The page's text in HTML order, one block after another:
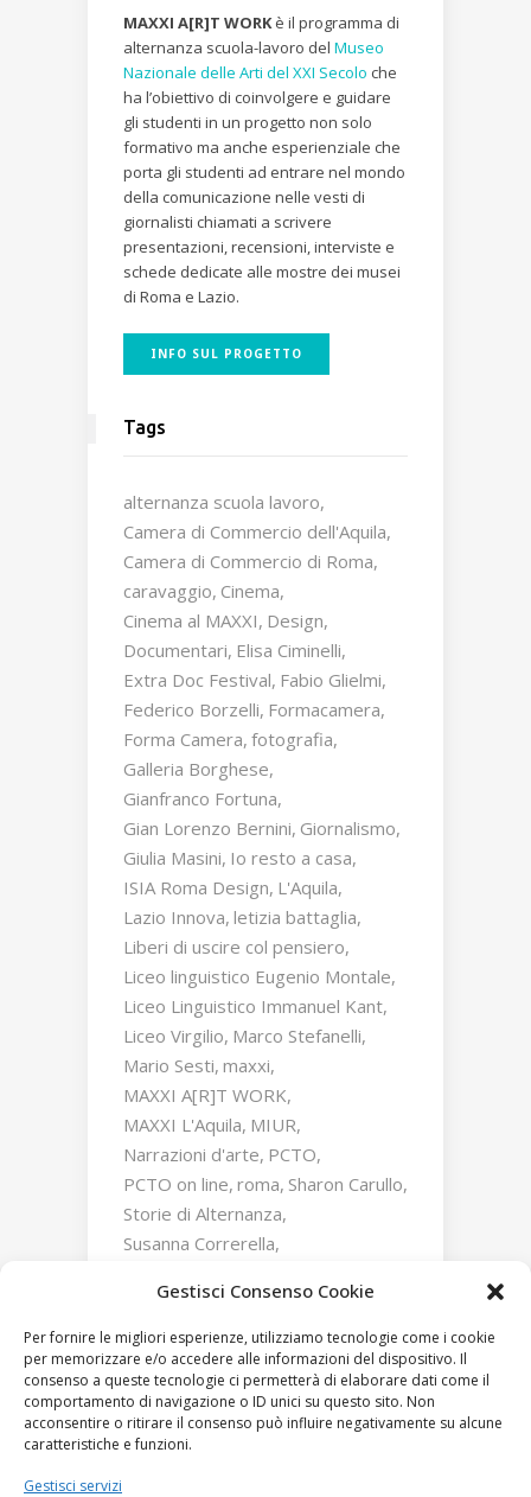
Gestisci Consenso Cookie
Per fornire le migliori esperienze, utilizziamo tecnologie come i cookie
per memorizzare e/o accedere alle informazioni del dispositivo. Il
consenso a queste tecnologie ci permetterà di elaborare dati come il
comportamento di navigazione o ID unici su questo sito. Non
acconsentire o ritirare il consenso può influire negativamente su alcune
caratteristiche e funzioni.
Gestisci servizi
MAXXI A[R]T WORKè il programma di
alternanza scuola-lavoro del Museo
Nazionale delle Arti del XXI Secolo che
ha l’obiettivo di coinvolgere e guidare
gli studenti in un progetto non solo
formativo ma anche esperienziale che
porta gli studenti ad entrare nel mondo
della comunicazione nelle vesti di
giornalisti chiamati a scrivere
presentazioni, recensioni, interviste e
schede dedicate alle mostre dei musei
di Roma e Lazio.
INFO SUL PROGETTO
Tags
alternanza scuola lavoro
Camera di Commercio dell'Aquila
Camera di Commercio di Roma
caravaggio Cinema
Cinema al MAXXI Design
Documentari Elisa Ciminelli
Extra Doc Festival Fabio Glielmi
Federico Borzelli Formacamera
Forma Camera fotografia
Galleria Borghese
Gianfranco Fortuna
Gian Lorenzo Bernini Giornalismo
Giulia Masini Io resto a casa
ISIA Roma Design L'Aquila
Lazio Innova letizia battaglia
Liberi di uscire col pensiero
Liceo linguistico Eugenio Montale
Liceo Linguistico Immanuel Kant
Liceo Virgilio Marco Stefanelli
Mario Sesti maxxi
MAXXI A[R]T WORK
MAXXI L'Aquila MIUR
Narrazioni d'arte PCTO
PCTO on line roma Sharon Carullo
Storie di Alternanza
Susanna Correrella
William Kentridge Zaha Hadid